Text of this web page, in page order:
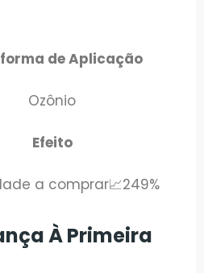
de Aplicação
Ozônio
Efeito
a comprar📈249%
À Primeira